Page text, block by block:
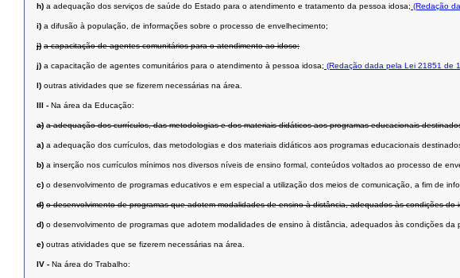
h) a adequação dos serviços de saúde do Estado para o atendimento e tratamento da pessoa idosa; (Redação
i) a difusão à população, de informações sobre o processo de envelhecimento;
j) a capacitação de agentes comunitários para o atendimento ao idoso;
j) a capacitação de agentes comunitários para o atendimento à pessoa idosa; (Redação dada pela Lei 21851 de
l) outras atividades que se fizerem necessárias na área.
III - Na área da Educação:
a) a adequação dos currículos, das metodologias e dos materiais didáticos aos programas educacionais
a) a adequação dos currículos, das metodologias e dos materiais didáticos aos programas educacionais
b) a inserção nos currículos mínimos nos diversos níveis de ensino formal, conteúdos voltados ao processo de
c) o desenvolvimento de programas educativos e em especial a utilização dos meios de comunicação, a fim de
d) o desenvolvimento de programas que adotem modalidades de ensino à distância, adequados às condições do
d) o desenvolvimento de programas que adotem modalidades de ensino à distância, adequados às condições da
e) outras atividades que se fizerem necessárias na área.
IV - Na área do Trabalho: